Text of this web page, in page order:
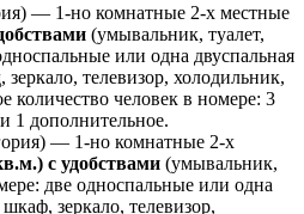
— 1-но комнатные 2-х местные
(умывальник, туалет,
или одна двуспальная
телевизор, холодильник,
количество человек в номере: 3
1 дополнительное.
— 1-но комнатные 2-х
с удобствами (умывальник,
две односпальные или одна
зеркало, телевизор,